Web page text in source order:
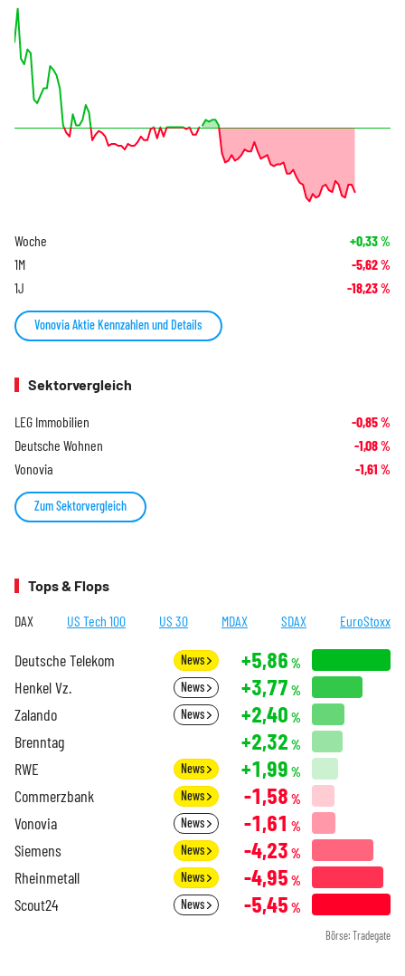
Woche +0,33%
1M -5,62%
1J -18,23%
Vonovia Aktie Kennzahlen und Details
Sektorvergleich
LEG Immobilien -0,85%
Deutsche Wohnen -1,08%
Vonovia -1,61 %
Zum Sektorvergleich
Tops & Flops
DAX US Tech 100 US 30 MDAX SDAX EuroStoxx
Deutsche Telekom News +5,86 %
Henkel Vz. News +3,77 %
Zalando News +2,40 %
Brenntag +2,32 %
RWE News +1,99 %
Commerzbank News -1,58 %
Vonovia News -1,61 %
Siemens News -4,23 %
Rheinmetall News -4,95 %
Scout24 News -5,45 %
Börse: Tradegate